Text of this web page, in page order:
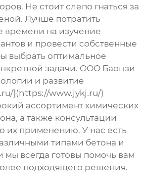
Не стоит слепо гнаться за
Лучше потратить
времени на изучение
и провести собственные
выбрать оптимальное
задачи. ООО Баоцзи
и развитие
](https://www.jykj.ru/)
ассортимент химических
а также консультации
их применению. У нас есть
типами бетона и
мы всегда готовы помочь вам
подходящего решения.